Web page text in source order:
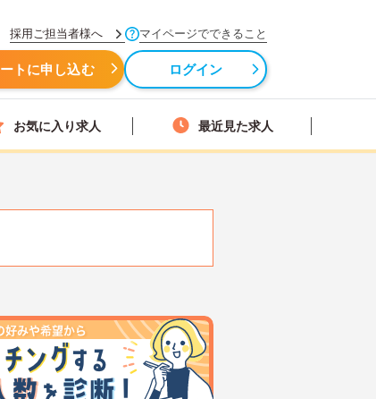
採用ご担当者様へ マイページでできること
トに申し込む ログイン
お気に入り求人 最近見た求人